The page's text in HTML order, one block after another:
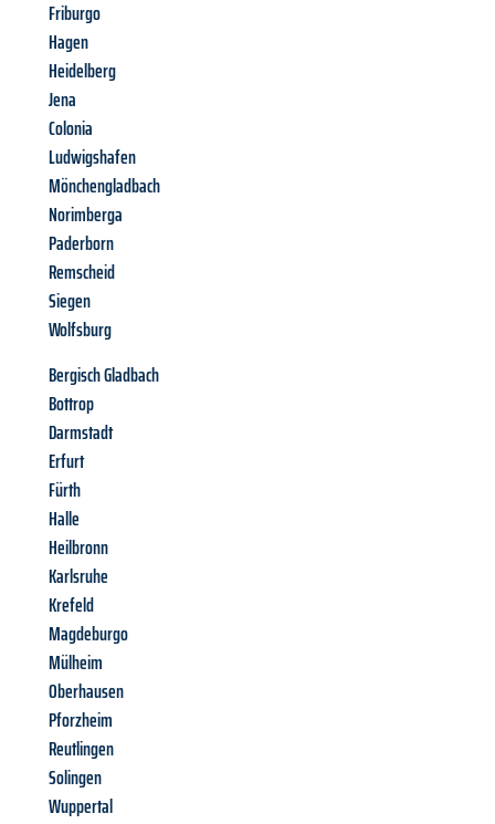
Friburgo
Hagen
Heidelberg
Jena
Colonia
Ludwigshafen
Mönchengladbach
Norimberga
Paderborn
Remscheid
Siegen
Wolfsburg
Bergisch Gladbach
Bottrop
Darmstadt
Erfurt
Fürth
Halle
Heilbronn
Karlsruhe
Krefeld
Magdeburgo
Mülheim
Oberhausen
Pforzheim
Reutlingen
Solingen
Wuppertal